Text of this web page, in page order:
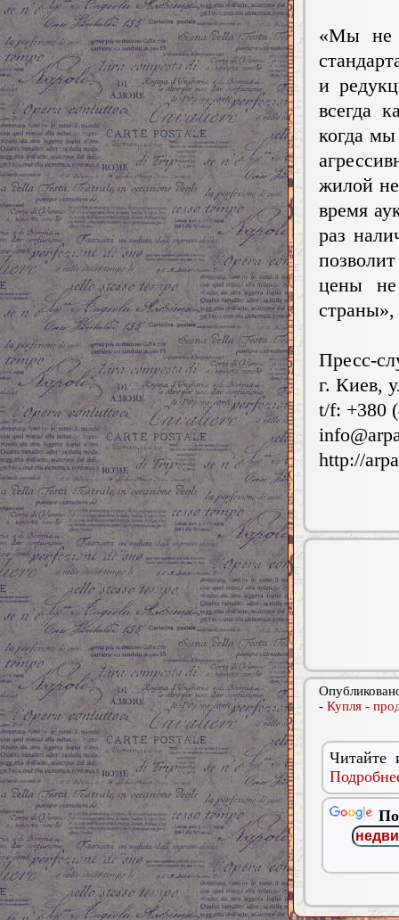
«Мы не
и
всегда
когда мы
жилой
время
раз
цены
Пресс-
г. Киев,
t/f: +380
http://
- Купля -
Читайте